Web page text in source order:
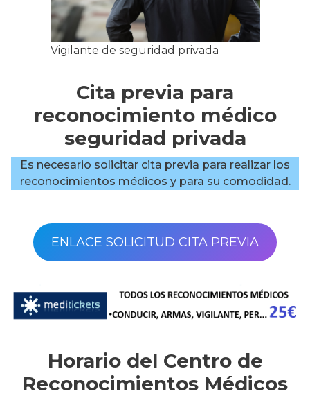
Vigilante de seguridad privada
Cita previa para
reconocimiento médico
seguridad privada
Es necesario solicitar cita previa para realizar los
reconocimientos médicos y para su comodidad.
ENLACE SOLICITUD CITA PREVIA
Horario del Centro de
Reconocimientos Médicos